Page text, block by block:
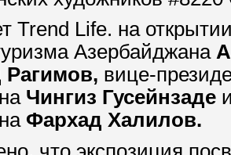
Trend Life. на
Азербайджана
Рагимов, вице-
Чингиз Гусейнзаде
Фархад Халилов.